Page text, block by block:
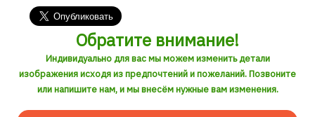
Обратите внимание!
Индивидуально для вас мы можем изменить детали
изображения исходя из предпочтений и пожеланий. Позвоните
или напишите нам, и мы внесём нужные вам изменения.